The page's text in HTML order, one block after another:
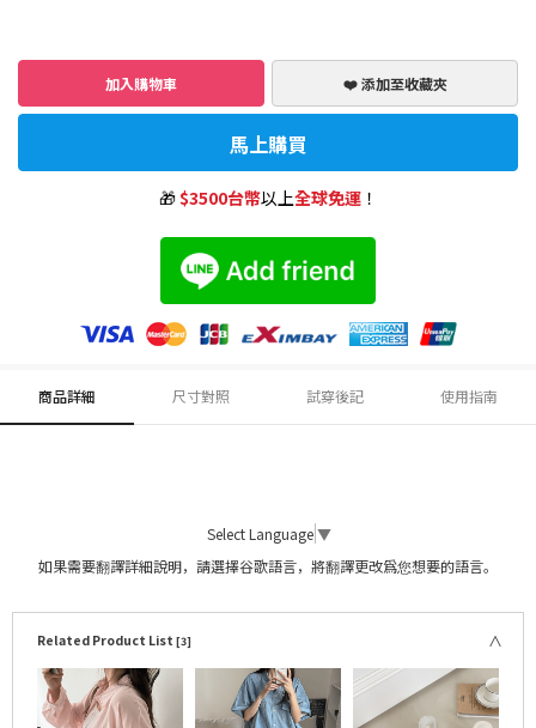
加入購物車 ❤️ 添加至收藏夾
馬上購買
🎁$3500台幣以上全球免運！
商品詳細 尺寸對照 試穿後記 使用指南
Select Language ▼
如果需要翻譯詳細說明，請選擇谷歌語言，將翻譯更改爲您想要的語言。
Related Product List [3]